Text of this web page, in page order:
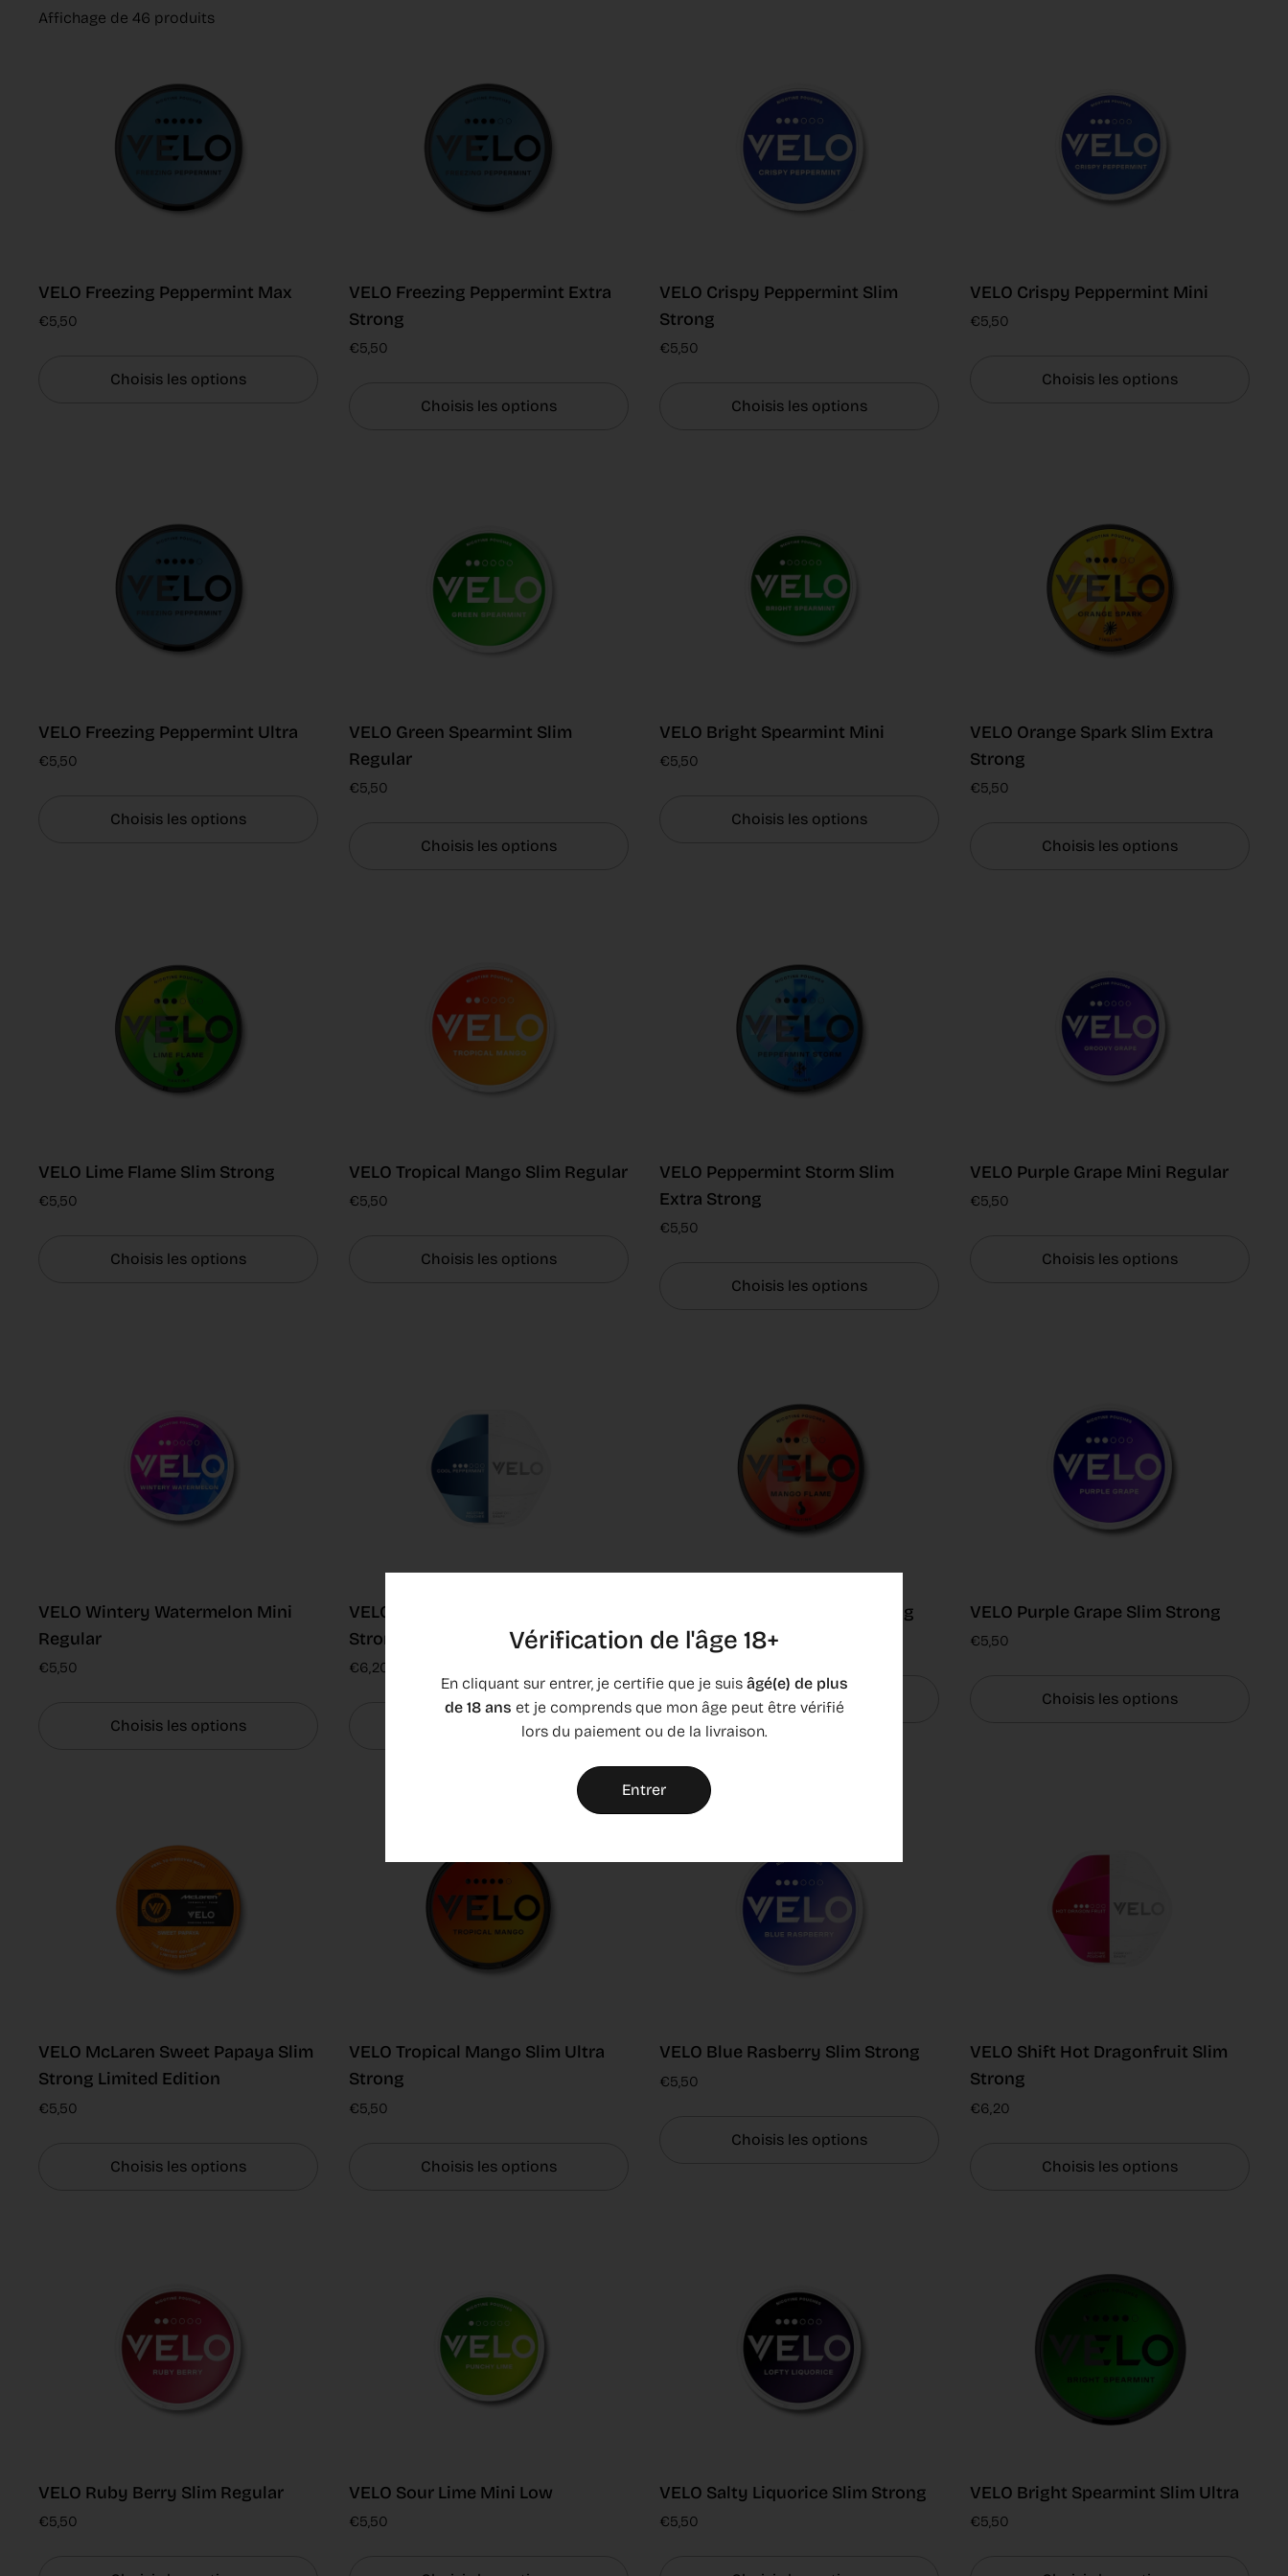
Affichage de 46 produits
VELO Freezing Peppermint Max
€5,50
Choisis les options
VELO Freezing Peppermint Extra
Strong
€5,50
Choisis les options
VELO Crispy Peppermint Slim
Strong
€5,50
Choisis les options
VELO Crispy Peppermint Mini
€5,50
Choisis les options
VELO Freezing Peppermint Ultra
€5,50
Choisis les options
VELO Green Spearmint Slim
Regular
€5,50
Choisis les options
VELO Bright Spearmint Mini
€5,50
Choisis les options
VELO Orange Spark Slim Extra
Strong
€5,50
Choisis les options
VELO Lime Flame Slim Strong
€5,50
Choisis les options
VELO Tropical Mango Slim Regular
€5,50
Choisis les options
VELO Peppermint Storm Slim
Extra Strong
€5,50
Choisis les options
VELO Purple Grape Mini Regular
€5,50
Choisis les options
VELO Wintery Watermelon Mini
Regular
€5,50
Choisis les options
VELO Shift Cool Peppermint Slim
Strong
€6,20
Choisis les options
VELO Mango Flame Slim Strong
€5,50
Choisis les options
VELO Purple Grape Slim Strong
€5,50
Choisis les options
VELO McLaren Sweet Papaya Slim
Strong Limited Edition
€5,50
Choisis les options
VELO Tropical Mango Slim Ultra
Strong
€5,50
Choisis les options
VELO Blue Rasberry Slim Strong
€5,50
Choisis les options
VELO Shift Hot Dragonfruit Slim
Strong
€6,20
Choisis les options
VELO Ruby Berry Slim Regular
€5,50
VELO Sour Lime Mini Low
€5,50
VELO Salty Liquorice Slim Strong
€5,50
VELO Bright Spearmint Slim Ultra
€5,50
Vérification de l'âge 18+
En cliquant sur entrer, je certifie que je suis âgé(e) de plus
de 18 ans et je comprends que mon âge peut être vérifié
lors du paiement ou de la livraison.
Entrer